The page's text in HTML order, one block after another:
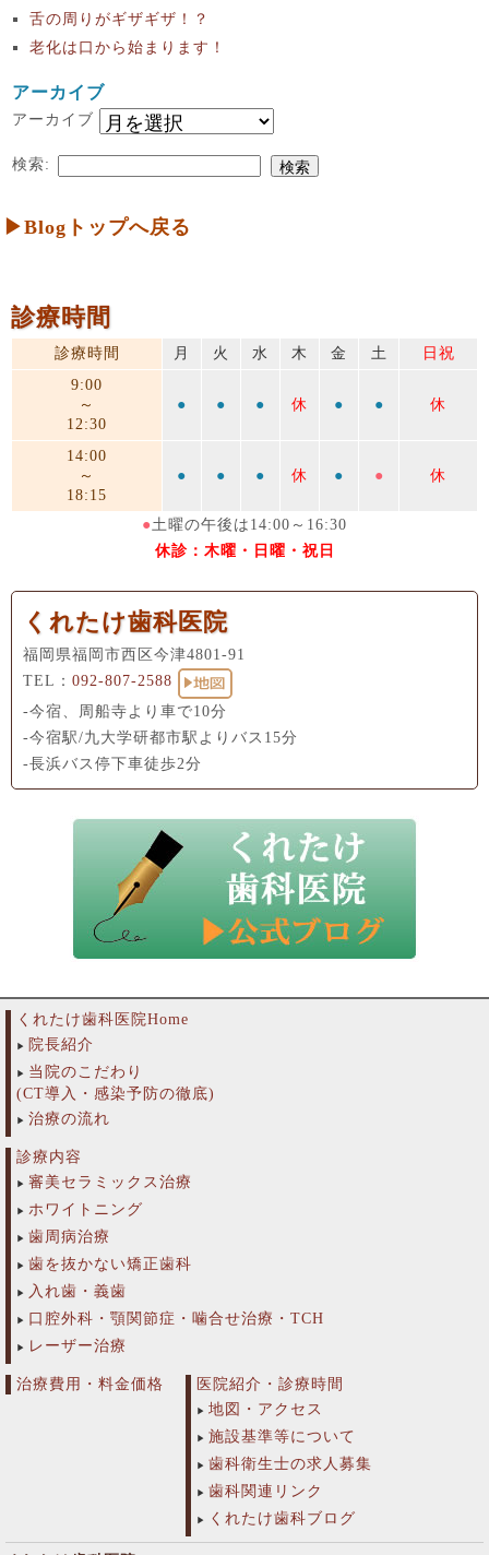
舌の周りがギザギザ！？
老化は口から始まります！
アーカイブ
アーカイブ
検索:
▶Blogトップへ戻る
診療時間
診療時間 月 火 水 木 金 土
日祝
9:00
～
12:30
● ● ● 休 ● ● 休
14:00
～
18:15
● ● ● 休 ● ● 休
●土曜の午後は14:00～16:30
休診：木曜・日曜・祝日
くれたけ歯科医院
福岡県福岡市西区今津4801-91
TEL： 092-807-2588
-今宿、周船寺より車で10分
-今宿駅/九大学研都市駅よりバス15分
-長浜バス停下車徒歩2分
くれたけ歯科医院Home
院長紹介
当院のこだわり
(CT導入・感染予防の徹底)
治療の流れ
診療内容
審美セラミックス治療
ホワイトニング
歯周病治療
歯を抜かない矯正歯科
入れ歯・義歯
口腔外科・顎関節症・噛合せ治療・TCH
レーザー治療
治療費用・料金価格
医院紹介・診療時間
地図・アクセス
施設基準等について
歯科衛生士の求人募集
歯科関連リンク
くれたけ歯科ブログ